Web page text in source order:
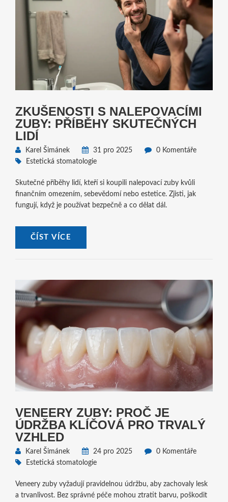
ZKUŠENOSTI S NALEPOVACÍMI
ZUBY: PŘÍBĚHY SKUTEČNÝCH
LIDÍ
Karel Šimánek 31 pro 2025
0 Komentáře
Estetická stomatologie
Skutečné příběhy lidí, kteří si koupili nalepovací zuby kvůli
finančním omezením, sebevědomí nebo estetice. Zjisti, jak
fungují, když je používat bezpečně a co dělat dál.
ČÍST VÍCE
VENEERY ZUBY: PROČ JE
ÚDRŽBA KLÍČOVÁ PRO TRVALÝ
VZHLED
Karel Šimánek 24 pro 2025
0 Komentáře
Estetická stomatologie
Veneery zuby vyžadují pravidelnou údržbu, aby zachovaly lesk
a trvanlivost. Bez správné péče mohou ztratit barvu, poškodit